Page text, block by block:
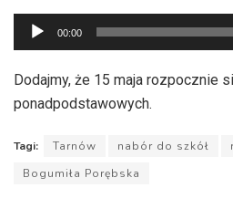
Odtwarzacz
plików
dźwiękowych
00:00
Dodajmy, że 15 maja rozpocznie
ponadpodstawowych.
Tagi: Tarnów nabór do szkół
Bogumiła Porębska